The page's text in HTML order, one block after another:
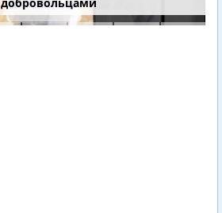
добровольцами